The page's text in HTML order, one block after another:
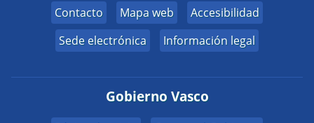
Contacto Mapa web
Accesibilidad
Sede electrónica
Información legal
Gobierno Vasco